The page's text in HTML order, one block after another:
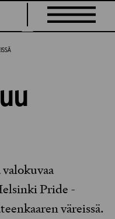
Pride -
väreissä.